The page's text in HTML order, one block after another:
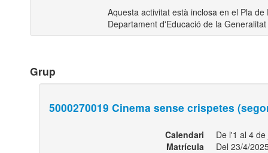
Aquesta activitat està inclosa en el Pla
Departament d'Educació de la
Grup
5000270019 Cinema sense crispetes
Calendari
De l'1 al 4
Matrícula
Del 23/4/